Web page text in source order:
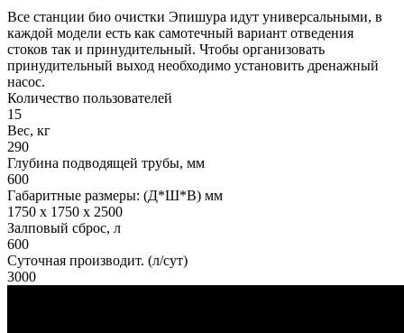
Все станции био очистки Эпишура идут универсальными, в
каждой модели есть как самотечный вариант отведения
стоков так и принудительный. Чтобы организовать
принудительный выход необходимо установить дренажный
насос.
Количество пользователей
15
Вес, кг
290
Глубина подводящей трубы, мм
600
Габаритные размеры: (Д*Ш*В) мм
1750 x 1750 x 2500
Залповый сброс, л
600
Суточная производит. (л/сут)
3000